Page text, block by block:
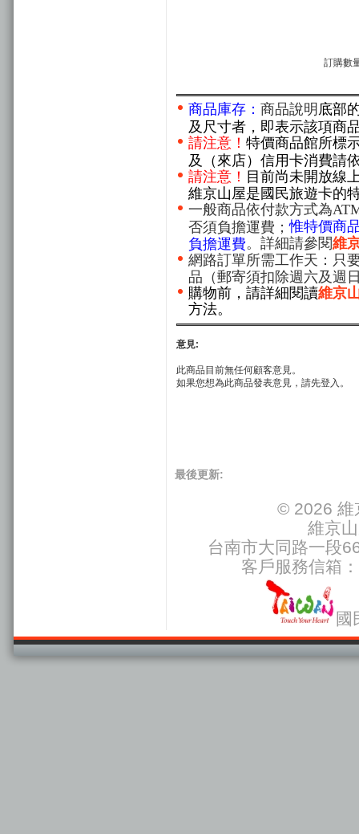
訂購數
商品庫存： 商品說明 底部
及尺寸者，即表示該項商
請注意！ 特價商品館所標
及（來店）信用卡消費請
請注意！ 目前尚未開放線
維京山屋是國民旅遊卡的
一般商品依付款方式為
否須負擔運費；惟特價商
負擔運費。詳細請參閱維
網路訂單所需工作天：只
品（郵寄須扣除週六及週
購物前，請詳細閱讀維京
方法。
意見:
此商品目前無任何顧客意見。
如果您想為此商品發表意見，請先登入。
最後更新:
© 2026 維
維京
台南市大同路一段
客戶服務信箱：
國